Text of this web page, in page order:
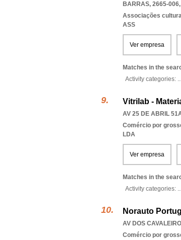
BARRAS, 2665-006,
Associações
ASS
Ver empresa
Matches in the
Activity categories:
Vitrilab -
AV 25 DE ABRIL
Comércio por
LDA
Ver empresa
Matches in the
Activity categories:
Norauto
AV DOS
Comércio por